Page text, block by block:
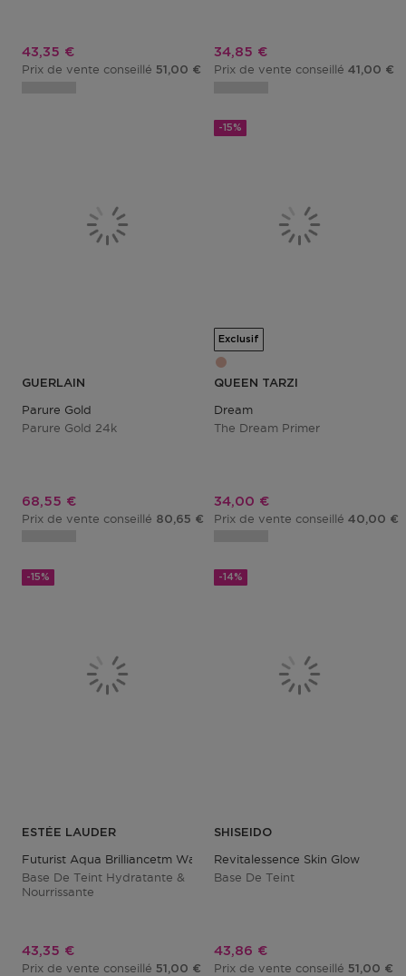
Prix promotionnel
43,35 €
Prix de vente conseillé 51,00 €
Prix promotionnel
34,85 €
Prix de vente conseillé 41,00 €
GUERLAIN
Parure Gold
Parure Gold 24k
Prix promotionnel
68,55 €
Prix de vente conseillé 80,65 €
-15%
Exclusif
QUEEN TARZI
Dream
The Dream Primer
Prix promotionnel
34,00 €
Prix de vente conseillé 40,00 €
-15%
ESTÉE LAUDER
Futurist Aqua Brilliancetm Watery Glow
Base De Teint Hydratante &
Nourrissante
Prix promotionnel
43,35 €
Prix de vente conseillé 51,00 €
-14%
SHISEIDO
Revitalessence Skin Glow
Base De Teint
Prix promotionnel
43,86 €
Prix de vente conseillé 51,00 €